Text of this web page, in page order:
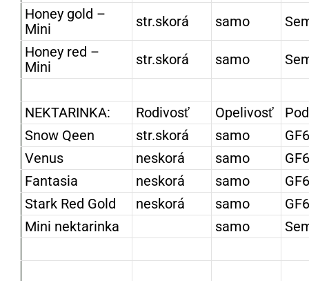
Honey gold –
Mini
str.skorá samo
Honey red –
Mini
str.skorá samo
NEKTARINKA: Rodivosť Opelivosť
Snow Qeen
str.skorá samo
Venus
neskorá samo
Fantasia
neskorá samo
Stark Red Gold
neskorá samo
Mini nektarinka
samo